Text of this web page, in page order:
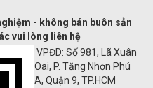
- không bán buôn sản
vui lòng liên hệ
VPĐD: Số 981, Lã Xuân
Oai, P. Tăng Nhơn Phú
A, Quận 9, TP.HCM